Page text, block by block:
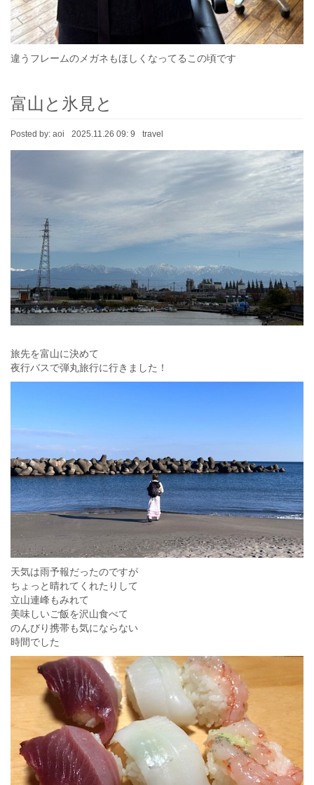
違うフレームのメガネもほしくなってるこの頃です
富山と氷見と
Posted by: aoi 2025.11.26 09: 9 travel
旅先を富山に決めて
夜行バスで弾丸旅行に行きました！
天気は雨予報だったのですが
ちょっと晴れてくれたりして
立山連峰もみれて
美味しいご飯を沢山食べて
のんびり携帯も気にならない
時間でした